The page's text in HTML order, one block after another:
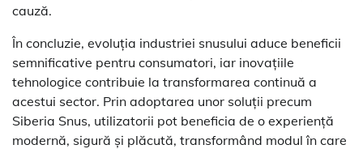
cauză.
În concluzie, evoluția industriei snusului aduce beneficii
semnificative pentru consumatori, iar inovațiile
tehnologice contribuie la transformarea continuă a
acestui sector. Prin adoptarea unor soluții precum
Siberia Snus, utilizatorii pot beneficia de o experiență
modernă, sigură și plăcută, transformând modul în care